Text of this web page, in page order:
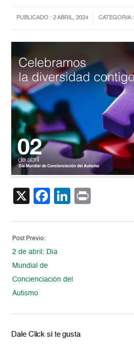
PUBLICADO : 2 ABRIL, 2024 CATEGORIA :
X Facebook
LinkedIn
Post Previo:
2 de abril: Día
Mundial de
Concienciación del
Autismo
Dale Click si te gusta